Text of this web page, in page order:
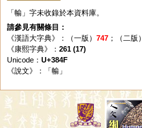
「㡏」字未收錄於本資料庫。
請參見有關條目：
《漢語大字典》：（一版） 747；（二版）
《康熙字典》： 261 (17)
Unicode： U+384F
《說文》：「 㡏 」